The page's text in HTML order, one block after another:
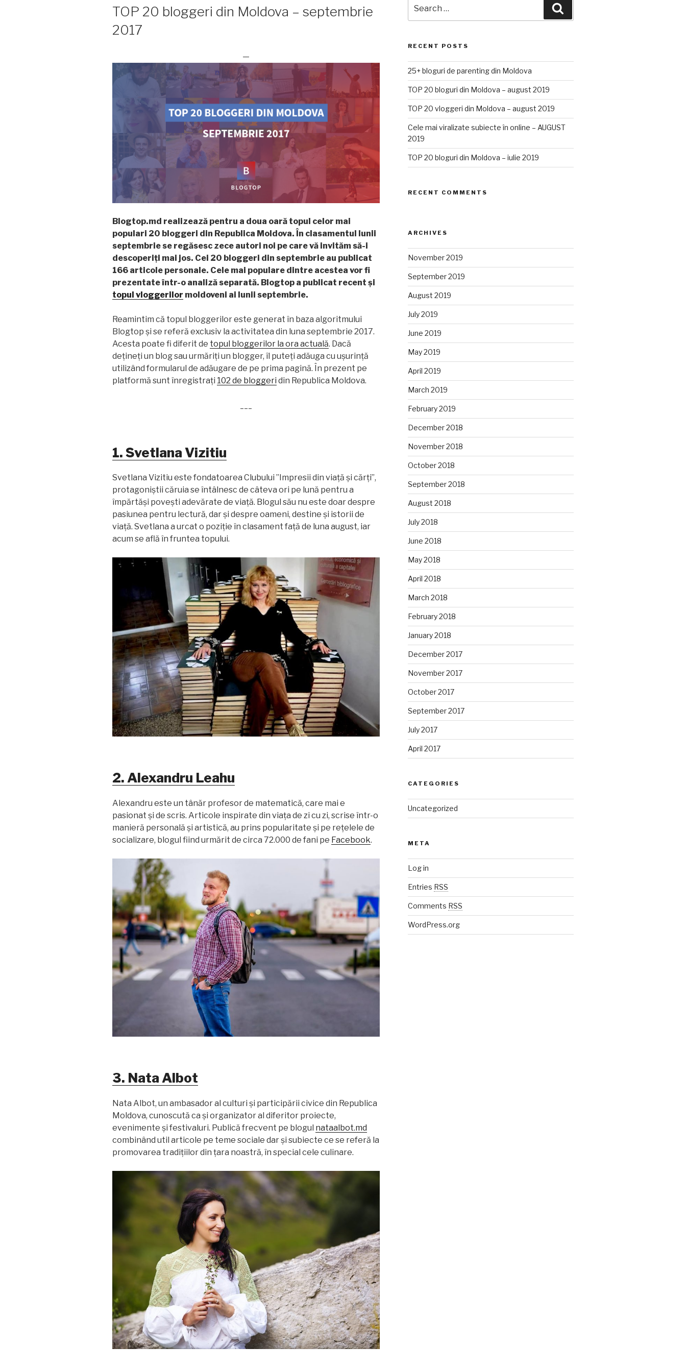
ON
TOP 20 bloggeri din Moldova – septembrie
2017
—
Blogtop.md realizează pentru a doua oară topul celor mai
populari 20 bloggeri din Republica Moldova. În clasamentul lunii
septembrie se regăsesc zece autori noi pe care vă invităm să-i
descoperiți mai jos. Cei 20 bloggeri din septembrie au publicat
166 articole personale. Cele mai populare dintre acestea vor fi
prezentate într-o analiză separată. Blogtop a publicat recent și
topul vloggerilor moldoveni ai lunii septembrie.
Reamintim că topul bloggerilor este generat în baza algoritmului
Blogtop și se referă exclusiv la activitatea din luna septembrie 2017.
Acesta poate fi diferit de topul bloggerilor la ora actuală. Dacă
dețineți un blog sau urmăriți un blogger, îl puteți adăuga cu ușurință
utilizând formularul de adăugare de pe prima pagină. În prezent pe
platformă sunt înregistrați 102 de bloggeri din Republica Moldova.
1. Svetlana Vizitiu
Svetlana Vizitiu este fondatoarea Clubului ”Impresii din viață și cărți”,
protagoniștii căruia se întâlnesc de câteva ori pe lună pentru a
împărtăși povești adevărate de viață. Blogul său nu este doar despre
pasiunea pentru lectură, dar și despre oameni, destine și istorii de
viață. Svetlana a urcat o poziție în clasament față de luna august, iar
acum se află în fruntea topului.
2. Alexandru Leahu
Alexandru este un tânăr profesor de matematică, care mai e
pasionat și de scris. Articole inspirate din viața de zi cu zi, scrise într-o
manieră personală și artistică, au prins popularitate și pe rețelele de
socializare, blogul fiind urmărit de circa 72.000 de fani pe Facebook.
3. Nata Albot
Nata Albot, un ambasador al culturi și participării civice din Republica
Moldova, cunoscută ca și organizator al diferitor proiecte,
evenimente și festivaluri. Publică frecvent pe blogul nataalbot.md
combinând util articole pe teme sociale dar și subiecte ce se referă la
promovarea tradițiilor din țara noastră, în special cele culinare.
for:
RECENT POSTS
25+ bloguri de parenting din Moldova
TOP 20 bloguri din Moldova – august 2019
TOP 20 vloggeri din Moldova – august 2019
Cele mai viralizate subiecte în online – AUGUST
2019
TOP 20 bloguri din Moldova – iulie 2019
RECENT COMMENTS
ARCHIVES
November 2019
September 2019
August 2019
July 2019
June 2019
May 2019
April 2019
March 2019
February 2019
December 2018
November 2018
October 2018
September 2018
August 2018
July 2018
June 2018
May 2018
April 2018
March 2018
February 2018
January 2018
December 2017
November 2017
October 2017
September 2017
July 2017
April 2017
CATEGORIES
Uncategorized
META
Log in
Entries RSS
Comments RSS
WordPress.org